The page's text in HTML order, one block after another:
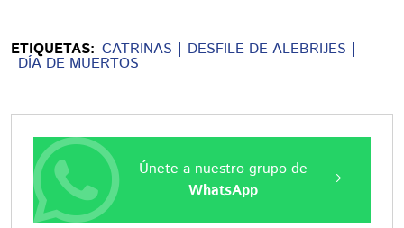
ETIQUETAS: CATRINAS DESFILE DE ALEBRIJES
DÍA DE MUERTOS
Únete a nuestro grupo de
WhatsApp